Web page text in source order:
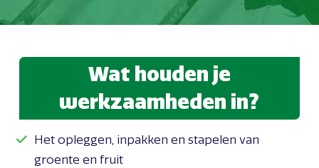
Wat houden je
werkzaamheden in?
Het opleggen, inpakken en stapelen van
groente en fruit